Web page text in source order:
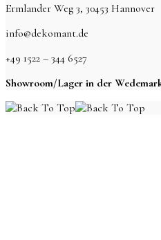
Ermlander Weg 3, 30453 Hannover
info@dekomant.de
+49 1522 – 344 6527
Showroom/Lager in der